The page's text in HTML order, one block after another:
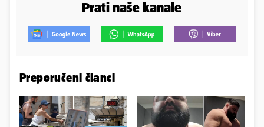
Prati naše kanale
Preporučeni članci